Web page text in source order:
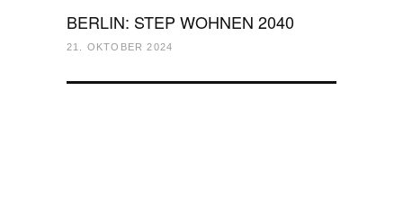
BERLIN: STEP WOHNEN 2040
21. OKTOBER 2024